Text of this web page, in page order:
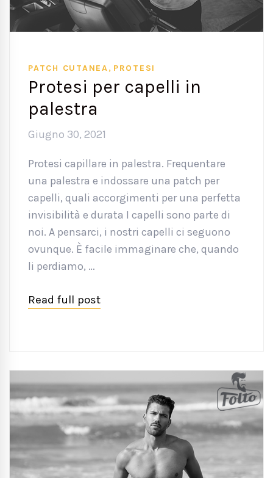
PATCH CUTANEA, PROTESI
Protesi per capelli in
palestra
Giugno 30, 2021
Protesi capillare in palestra. Frequentare
una palestra e indossare una patch per
capelli, quali accorgimenti per una perfetta
invisibilità e durata I capelli sono parte di
noi. A pensarci, i nostri capelli ci seguono
ovunque. È facile immaginare che, quando
li perdiamo, …
Read full post